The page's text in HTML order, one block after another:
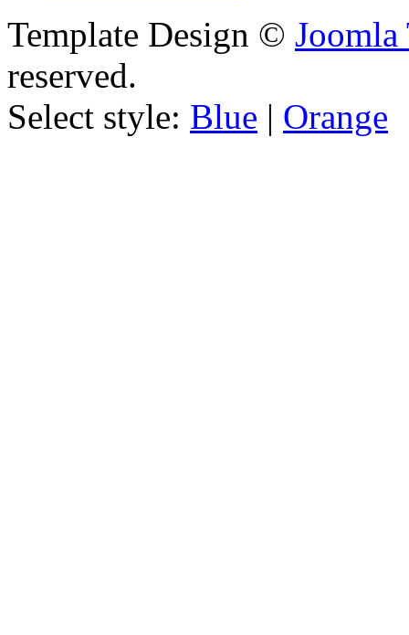
Template Design © Joomla
reserved.
Select style: Blue | Orange